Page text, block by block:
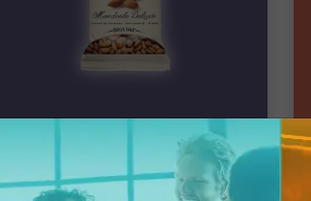
Dried Fruit